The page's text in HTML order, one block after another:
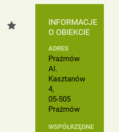
INFORMACJE
O OBIEKCIE
ADRES
Prażmów
Al.
Kasztanów
4,
05-505
Prażmów
WSPÓŁRZĘDNE